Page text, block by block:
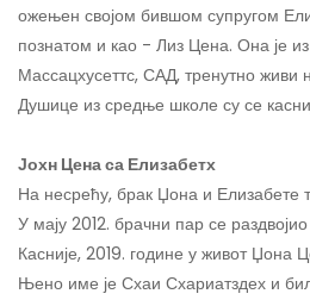
ожењен својом бившом супругом
познатом и као - Лиз Цена. Она је
Массацхусеттс, САД, тренутно живи
Душице из средње школе су се
Јохн Цена са Елизабетх
На несрећу, брак Џона и Елизабете
У мају 2012. брачни пар се
Касније, 2019. године у живот Џона
Њено име је Схаи Схариатздех и